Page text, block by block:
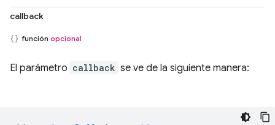
callback
función opcional
El parámetro callback se ve de la siguiente manera: